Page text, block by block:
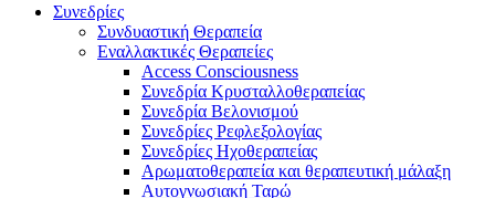
Συνεδρίες
Συνδυαστική Θεραπεία
Εναλλακτικές Θεραπείες
Access Consciousness
Συνεδρία Κρυσταλλοθεραπείας
Συνεδρία Βελονισμού
Συνεδρίες Ρεφλεξολογίας
Συνεδρίες Ηχοθεραπείας
Αρωματοθεραπεία και θεραπευτική μάλαξη
Αυτογνωσιακή Ταρώ